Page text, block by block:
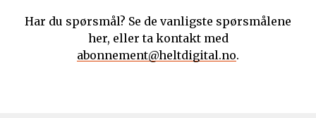
Har du spørsmål? Se de vanligste spørsmålene
her, eller ta kontakt med
abonnement@heltdigital.no.